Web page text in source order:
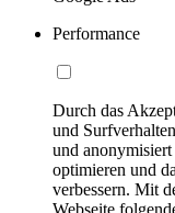
Performance
Durch das
und
und anonymisiert
optimieren und
verbessern. Mit
Webseite